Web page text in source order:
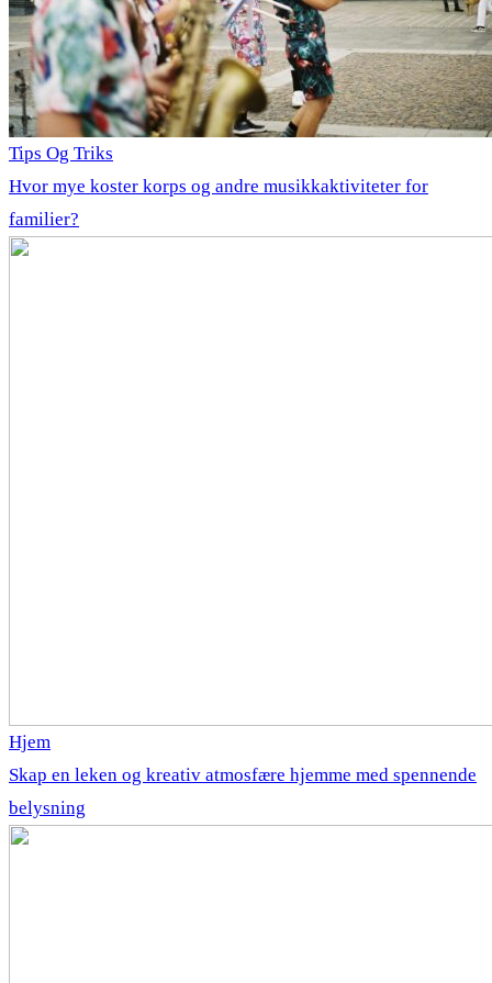
Tips Og Triks
Hvor mye koster korps og andre musikkaktiviteter for
familier?
Hjem
Skap en leken og kreativ atmosfære hjemme med spennende
belysning